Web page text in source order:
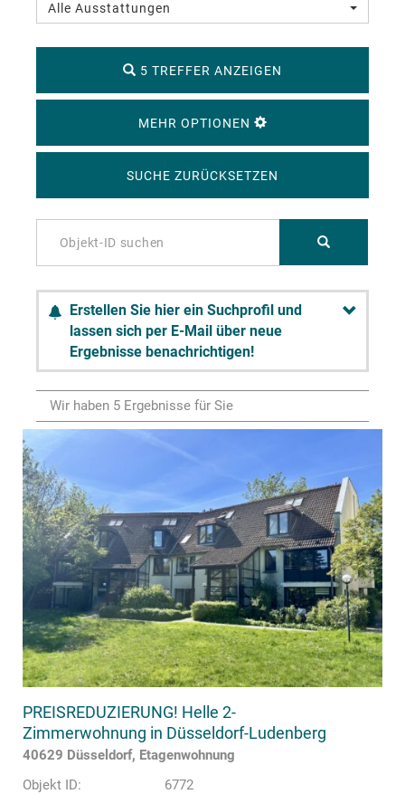
Alle Ausstattungen
5 TREFFER ANZEIGEN
MEHR OPTIONEN
SUCHE ZURÜCKSETZEN
Erstellen Sie hier ein Suchprofil und
lassen sich per E-Mail über neue
Ergebnisse benachrichtigen!
Wir haben 5 Ergebnisse für Sie
PREISREDUZIERUNG! Helle 2-
Zimmerwohnung in Düsseldorf-Ludenberg
40629 Düsseldorf, Etagenwohnung
Objekt ID:
6772